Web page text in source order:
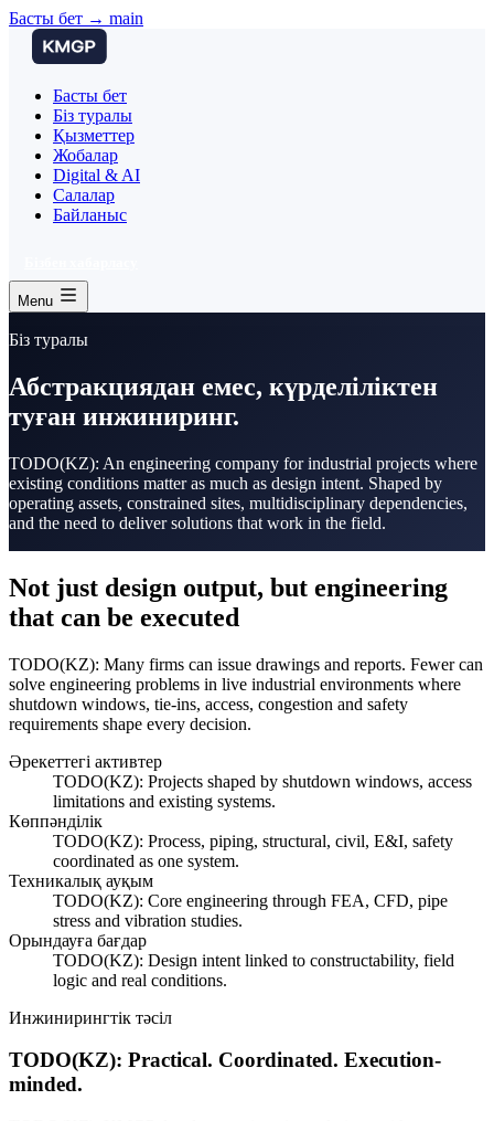
Басты бет → main
Басты бет
Біз туралы
Қызметтер
Жобалар
Digital & AI
Салалар
Байланыс
Menu
Біз туралы
Абстракциядан емес, күрделіліктен
туған инжиниринг.
TODO(KZ): An engineering company for industrial projects where
existing conditions matter as much as design intent. Shaped by
operating assets, constrained sites, multidisciplinary dependencies,
and the need to deliver solutions that work in the field.
Not just design output, but engineering
that can be executed
TODO(KZ): Many firms can issue drawings and reports. Fewer can
solve engineering problems in live industrial environments where
shutdown windows, tie-ins, access, congestion and safety
requirements shape every decision.
Әрекеттегі активтер
TODO(KZ): Projects shaped by shutdown windows, access
limitations and existing systems.
Көппәнділік
TODO(KZ): Process, piping, structural, civil, E&I, safety
coordinated as one system.
Техникалық ауқым
TODO(KZ): Core engineering through FEA, CFD, pipe
stress and vibration studies.
Орындауға бағдар
TODO(KZ): Design intent linked to constructability, field
logic and real conditions.
Инжинирингтік тәсіл
TODO(KZ): Practical. Coordinated. Execution-
minded.